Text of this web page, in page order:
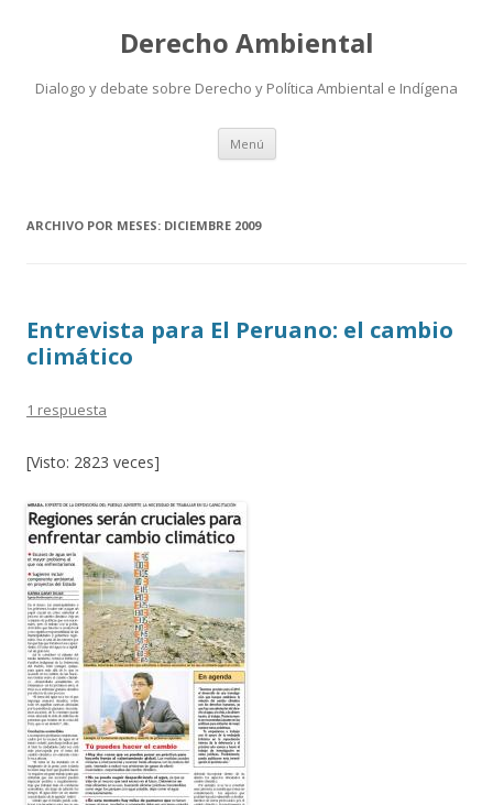
Derecho Ambiental
Dialogo y debate sobre Derecho y Política Ambiental e Indígena
Menú Ir
contenido
ARCHIVO POR MESES: DICIEMBRE 2009
Entrevista para El Peruano: el cambio
climático
1 respuesta
[Visto: 2823 veces]